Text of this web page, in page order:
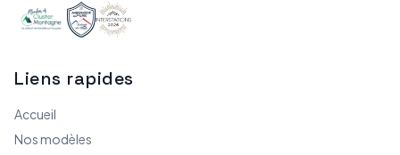
Liens rapides
Accueil
Nos modèles